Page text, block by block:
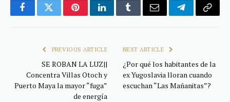
FacebookTwitterPinterestLinkedInTumblrEmail TelegramCopy
PREVIOUS ARTICLE
SE ROBAN LA LUZ||
Concentra Villas Otoch y
Puerto Maya la mayor “fuga”
de energía
NEXT ARTICLE
¿Por qué los habitantes de la
ex Yugoslavia lloran cuando
escuchan “Las Mañanitas”?